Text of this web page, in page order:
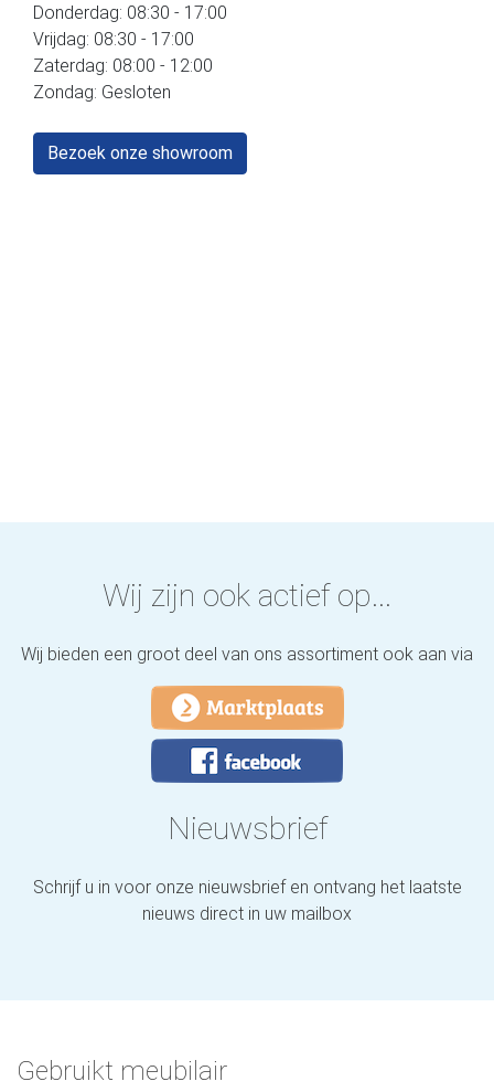
Donderdag: 08:30 - 17:00
Vrijdag: 08:30 - 17:00
Zaterdag: 08:00 - 12:00
Zondag: Gesloten
Bezoek onze showroom
Wij zijn ook actief op...
Wij bieden een groot deel van ons assortiment ook aan via
Nieuwsbrief
Schrijf u in voor onze nieuwsbrief en ontvang het laatste
nieuws direct in uw mailbox
Gebruikt meubilair